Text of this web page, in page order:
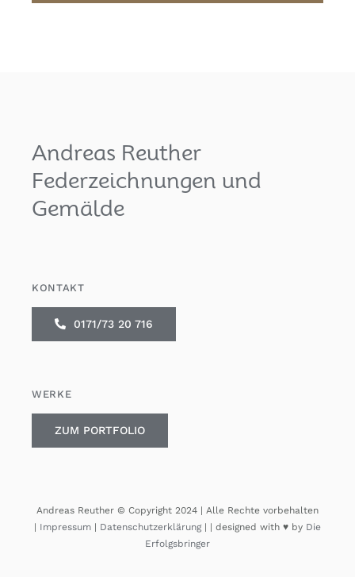
Andreas Reuther
Federzeichnungen und
Gemälde
KONTAKT
0171/73 20 716
WERKE
ZUM PORTFOLIO
Andreas Reuther © Copyright 2024 | Alle Rechte vorbehalten
| Impressum | Datenschutzerklärung| | designed with ♥ by Die
Erfolgsbringer